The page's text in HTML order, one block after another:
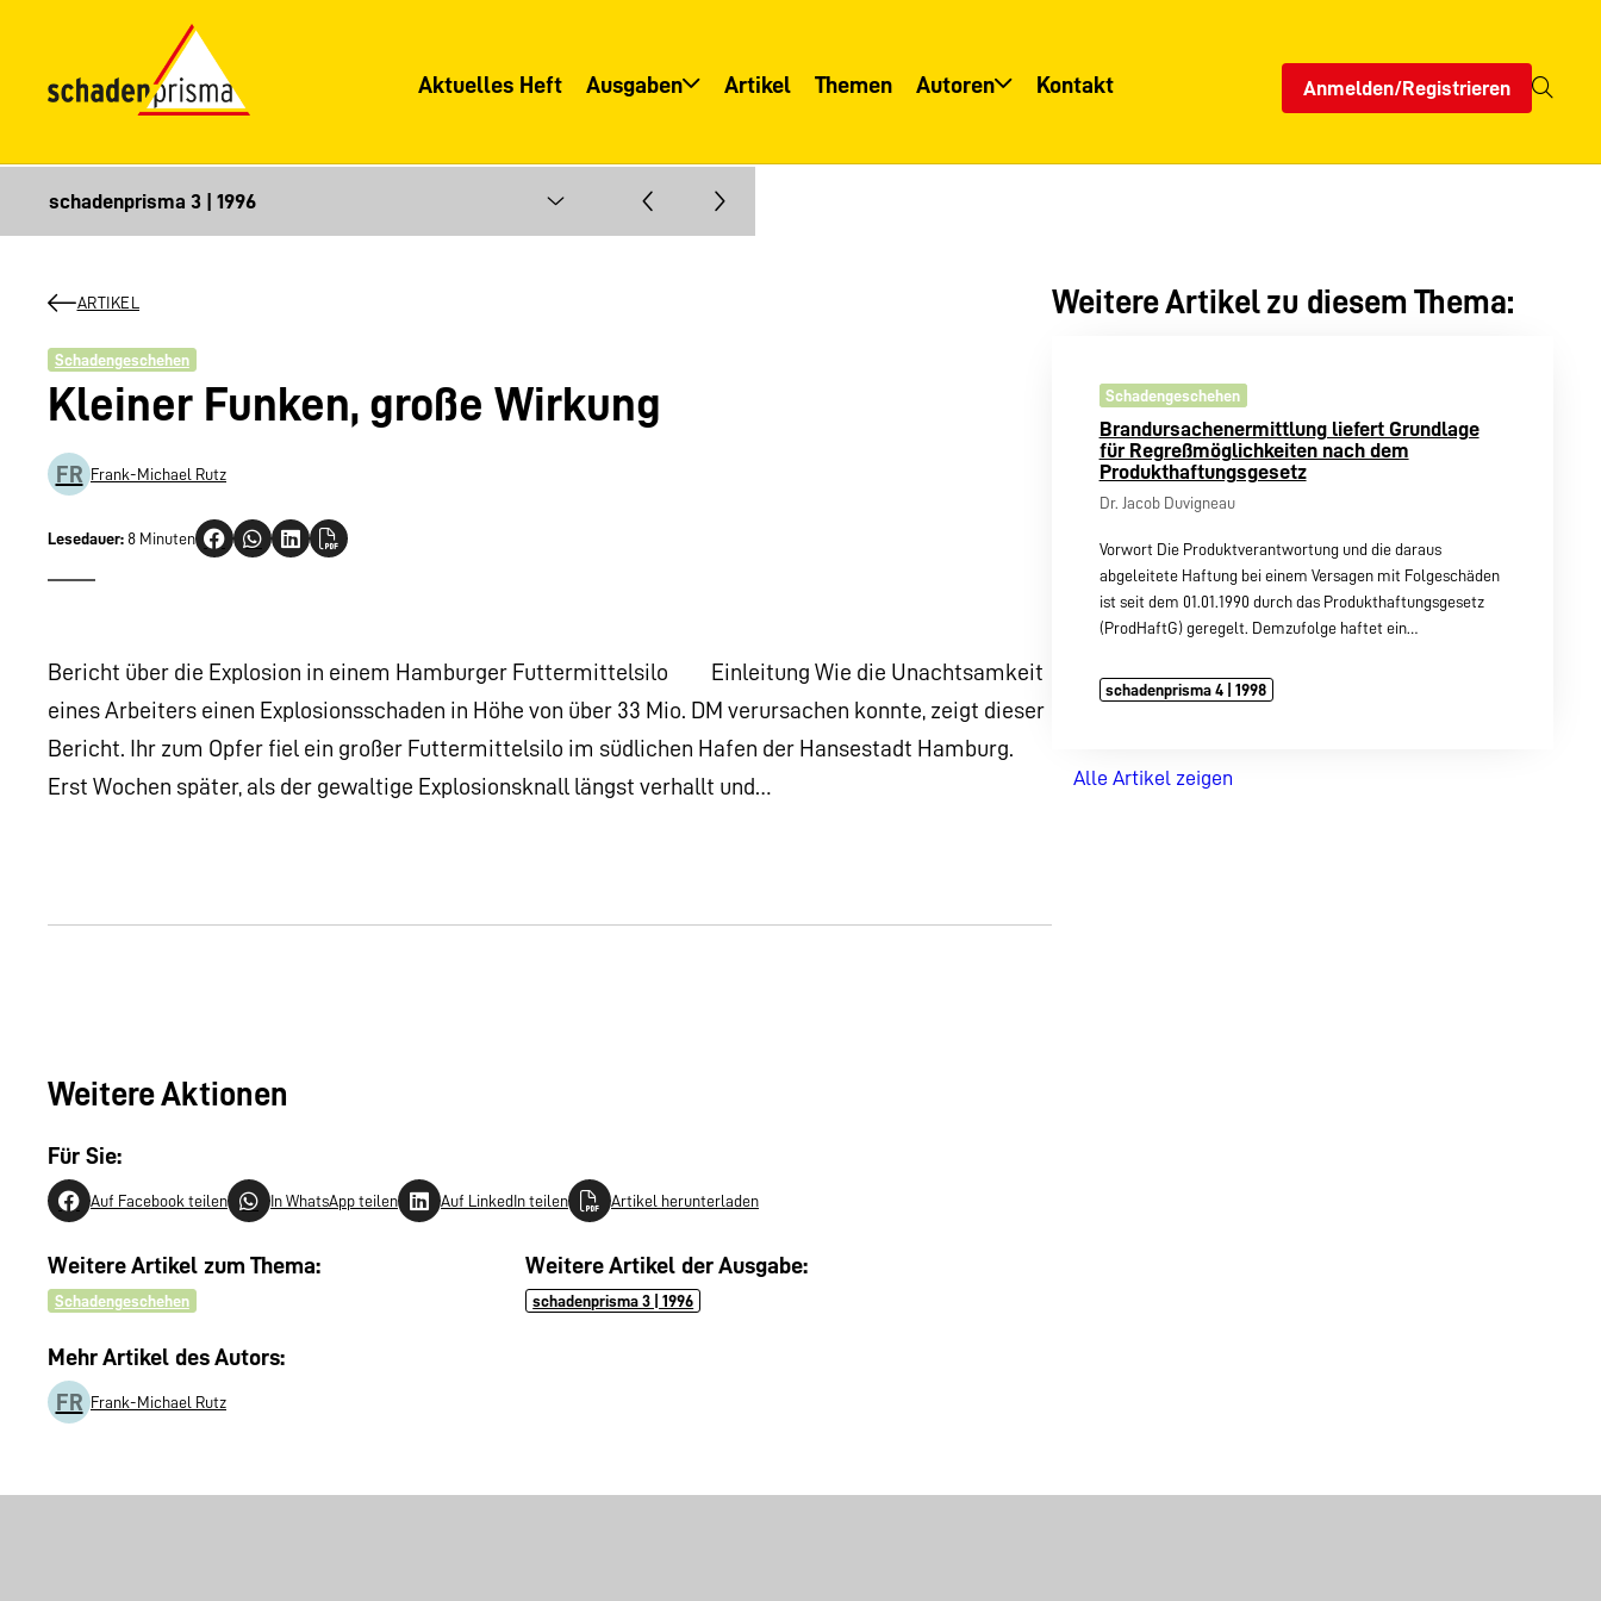
Aktuelles Heft Ausgaben
Informationsservice
Artikel Themen Autoren Kontakt Anmelden/Registrieren
ARTIKEL
Schadengeschehen
Kleiner Funken, große Wirkung
FR Frank-Michael Rutz
Lesedauer: 8 Minuten
Bericht über die Explosion in einem Hamburger Futtermittelsilo Einleitung Wie die Unachtsamkeit
eines Arbeiters einen Explosionsschaden in Höhe von über 33 Mio. DM verursachen konnte, zeigt dieser
Bericht. Ihr zum Opfer fiel ein großer Futtermittelsilo im südlichen Hafen der Hansestadt Hamburg.
Erst Wochen später, als der gewaltige Explosionsknall längst verhallt und…
Weitere Aktionen
Für Sie:
Auf Facebook teilen In WhatsApp teilen Auf LinkedIn teilen Artikel herunterladen
Weitere Artikel zum Thema:
Schadengeschehen
Weitere Artikel der Ausgabe:
schadenprisma 3 | 1996
Mehr Artikel des Autors:
FR
Frank-Michael Rutz
Weitere Artikel zu diesem Thema:
Schadengeschehen
Brandursachenermittlung liefert Grundlage
für Regreßmöglichkeiten nach dem
Produkthaftungsgesetz
Dr. Jacob Duvigneau
Vorwort Die Produktverantwortung und die daraus
abgeleitete Haftung bei einem Versagen mit Folgeschäden
ist seit dem 01.01.1990 durch das Produkthaftungsgesetz
(ProdHaftG) geregelt. Demzufolge haftet ein…
schadenprisma 4 | 1998
Alle Artikel zeigen